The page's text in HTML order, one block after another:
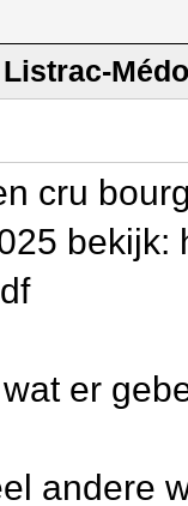
cru
bekijk:
er
andere